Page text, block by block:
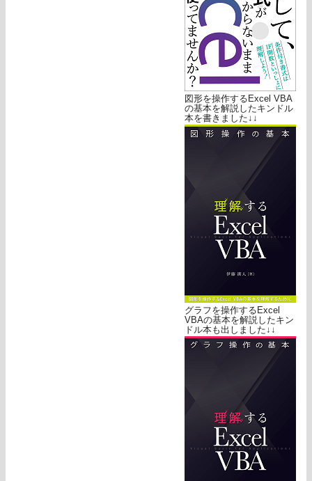
図形を操作するExcel VBA
の基本を解説したキンドル
本を書きました↓↓
グラフを操作するExcel
VBAの基本を解説したキン
ドル本も出しました↓↓